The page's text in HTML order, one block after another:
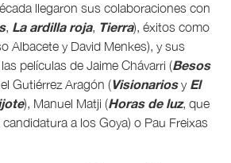
llegaron sus colaboraciones con
, La ardilla roja, Tierra), éxitos como
Albacete y David Menkes), y sus
películas de Jaime Chávarri (Besos
Gutiérrez Aragón (Visionariosy El
), Manuel Matji (Horas de luz, que
candidatura a los Goya) o Pau Freixas